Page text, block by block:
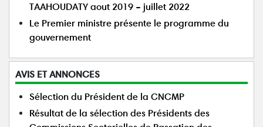
TAAHOUDATY aout 2019 – juillet 2022
Le Premier ministre présente le programme du
gouvernement
AVIS ET ANNONCES
Sélection du Président de la CNCMP
Résultat de la sélection des Présidents des